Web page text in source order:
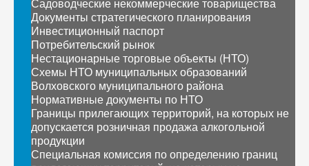
Документы стратегического планирования
Инвестиционный паспорт
Потребительский рынок
Нестационарные торговые объекты (НТО)
Схемы НТО муниципальных образований
Волховского муниципального района
Нормативные документы по НТО
Границы прилегающих территорий, на которых не
допускается розничная продажа алкогольной
продукции
Специальная комиссия по определению границ